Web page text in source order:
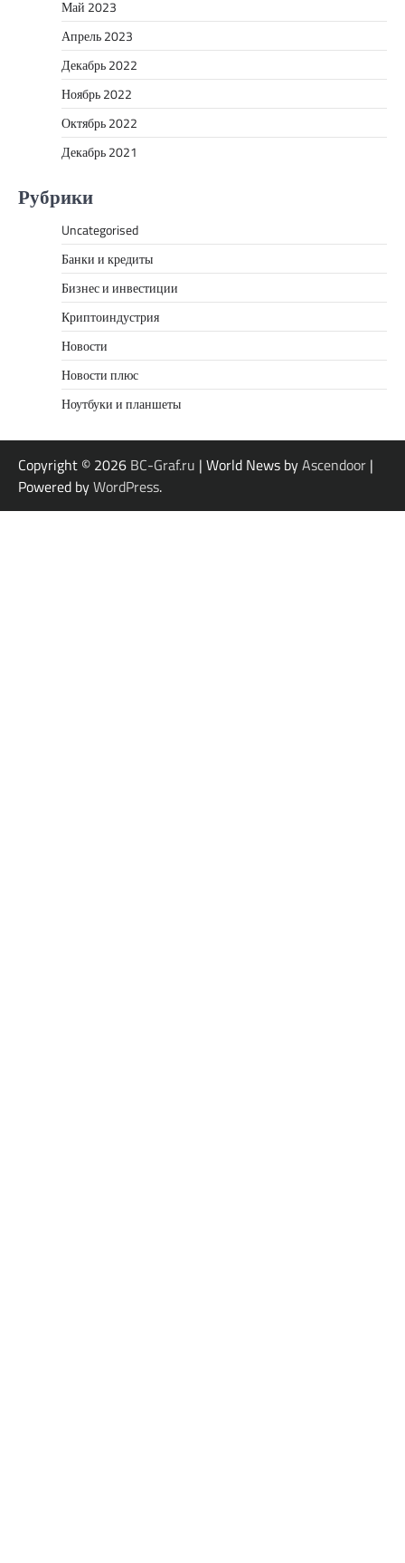
Май 2023
Апрель 2023
Декабрь 2022
Ноябрь 2022
Октябрь 2022
Декабрь 2021
Рубрики
Uncategorised
Банки и кредиты
Бизнес и инвестиции
Криптоиндустрия
Новости
Новости плюс
Ноутбуки и планшеты
Copyright © 2026 BC-Graf.ru | World News byAscendoor |
Powered byWordPress.